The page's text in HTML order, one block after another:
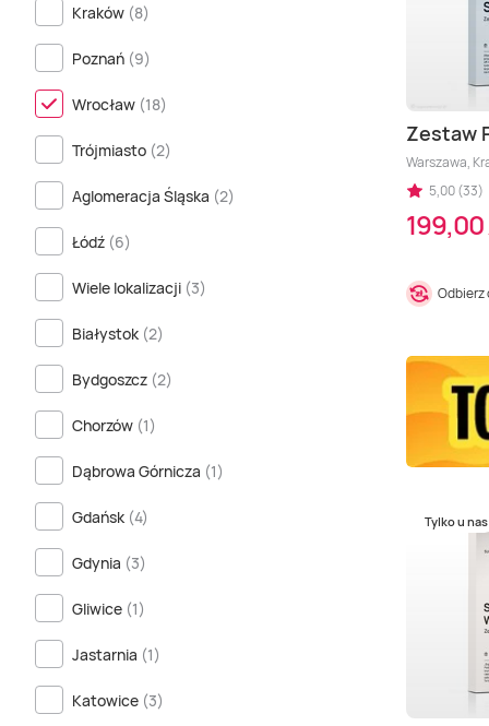
Kraków (8)
Poznań (9)
Wrocław (18)
Trójmiasto (2)
Aglomeracja Śląska (2)
Łódź (6)
Wiele lokalizacji (3)
Białystok (2)
Bydgoszcz (2)
Chorzów (1)
Dąbrowa Górnicza (1)
Gdańsk (4)
Gdynia (3)
Gliwice (1)
Jastarnia (1)
Katowice (3)
Zestaw
Warszawa,
5,00 (33)
199,00
Odbierz
Tylko u nas